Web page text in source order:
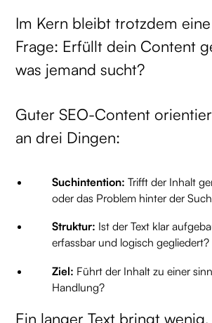
Im Kern bleibt trotzdem
Frage: Erfüllt dein Content
was jemand sucht?
Guter SEO-Content
an drei Dingen:
Suchintention: Trifft der Inhalt
oder das Problem hinter der
Struktur: Ist der Text klar
erfassbar und logisch gegliedert?
Ziel: Führt der Inhalt zu einer
Handlung?
Ein langer Text bringt